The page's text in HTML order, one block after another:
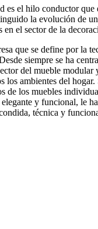
es el hilo conductor que
la evolución de
en el sector de la
que se define por la
siempre se ha
del mueble modular
los ambientes del hogar.
de los muebles
y funcional, le
técnica y